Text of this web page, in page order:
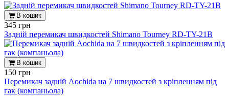
В кошик
345 грн
Задній перемикач швидкостей Shimano Tourney RD-TY-21B
В кошик
150 грн
Перемикач задній Aochida на 7 швидкостей з кріпленням під
гак (компаньола)